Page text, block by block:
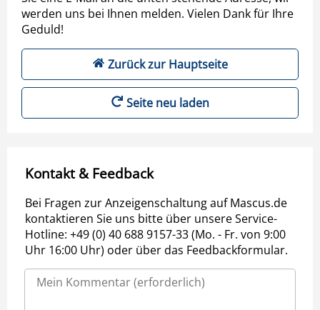
werden uns bei Ihnen melden. Vielen Dank für Ihre
Geduld!
Zurück zur Hauptseite
Seite neu laden
Kontakt & Feedback
Bei Fragen zur Anzeigenschaltung auf Mascus.de
kontaktieren Sie uns bitte über unsere Service-
Hotline: +49 (0) 40 688 9157-33 (Mo. - Fr. von 9:00
Uhr 16:00 Uhr) oder über das Feedbackformular.